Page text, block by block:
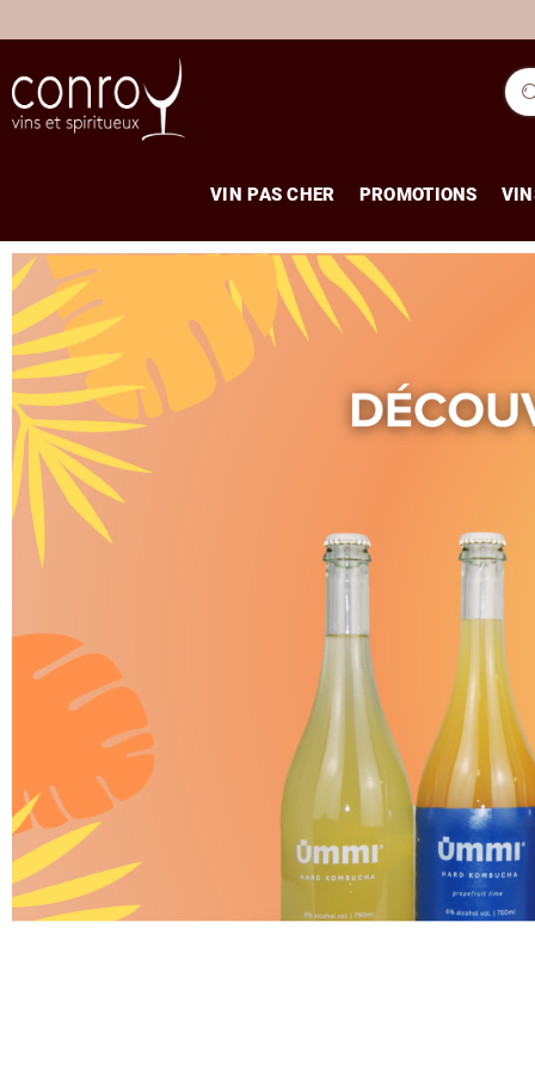
VIN PAS CHER PROMOTIONS